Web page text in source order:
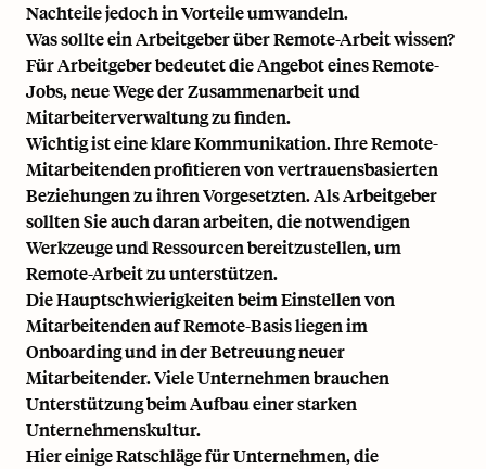
Nachteile jedoch in Vorteile umwandeln.
Was sollte ein Arbeitgeber über Remote-Arbeit wissen?
Für Arbeitgeber bedeutet die Angebot eines Remote-
Jobs, neue Wege der Zusammenarbeit und
Mitarbeiterverwaltung zu finden.
Wichtig ist eine klare Kommunikation. Ihre Remote-
Mitarbeitenden profitieren von vertrauensbasierten
Beziehungen zu ihren Vorgesetzten. Als Arbeitgeber
sollten Sie auch daran arbeiten, die notwendigen
Werkzeuge und Ressourcen bereitzustellen, um
Remote-Arbeitzu unterstützen.
Die Hauptschwierigkeiten beim Einstellen von
Mitarbeitenden auf Remote-Basis liegen im
Onboarding und in der Betreuung neuer
Mitarbeitender. Viele Unternehmen brauchen
Unterstützung beim Aufbau einer starken
Unternehmenskultur.
Hier einige Ratschläge für Unternehmen, die